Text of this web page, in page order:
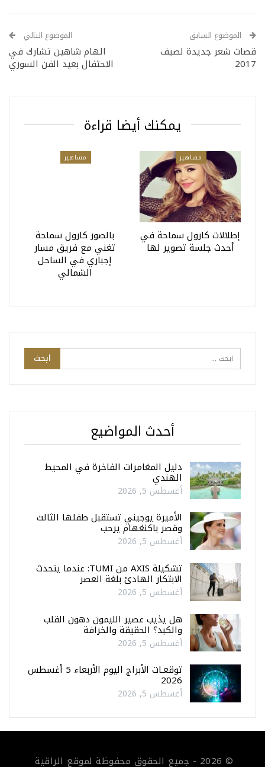
الموضوع السابق
قصات شعر جديدة لصيف
2017
الموضوع التالي
الهام شاهين تشارك في
الاحتفال بعيد الفن السوري
يمكنك أيضا قراءة
مشاهير
إطلالات كارول سماحة في
أحدث جلسة تصوير لها
مشاهير
بالصور كارول سماحة
تغني مع فريق مسار
إجباري في الساحل
الشمالي
أحدث المواضيع
دليل المغامرات الفاخرة في المحيط
الهندي
أغسطس 5, 2026
الأميرة يوجيني تستقبل طفلها الثالث
وقصر باكنغهام يرحب
أغسطس 5, 2026
تشكيلة AXIS من TUMI: عندما يتحدث
الابتكار الهادئ بلغة العصر
أغسطس 5, 2026
هل يذيب عصير الليمون دهون القلب
والكبد؟ الحقيقة والخرافة
أغسطس 5, 2026
توقعـات الأبراج اليوم الأربعاء 5 أغسطس
2026
أغسطس 5, 2026
© 2026 - جميع الحقوق محفوظة لموقع الراقية